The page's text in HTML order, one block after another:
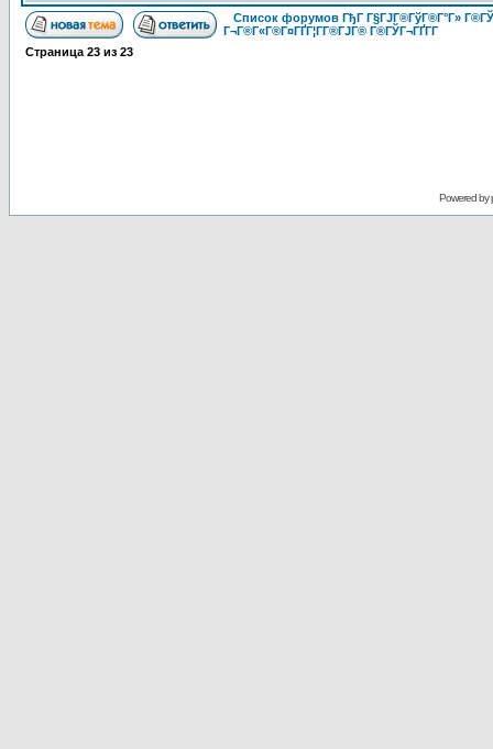
Список форумов ГђГ Г§ГЈГ®ГўГ®Г°Г»
Г¬Г®Г«Г®Г¤ГҐГ¦Г­Г®ГЈГ® Г®ГЎГ¬ГҐГ­Г
Страница 23 из 23
Powered by